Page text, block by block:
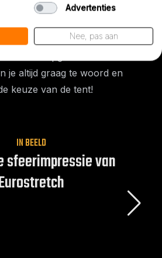
kan er elke werkdag
je altijd graag te woord en
keuze van de tent!
IN BEELD
sfeerimpressie van
Advertenties
Nee, pas aan